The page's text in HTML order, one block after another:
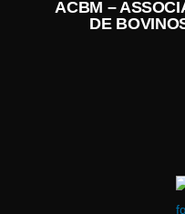
ACBM –
DE